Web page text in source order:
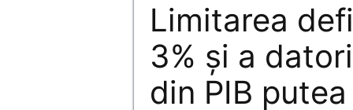
Limitarea
3% şi a
din PIB